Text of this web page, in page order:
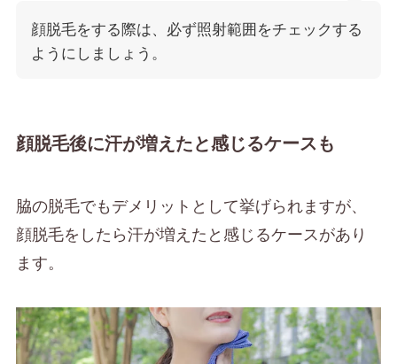
顔脱毛をする際は、必ず照射範囲をチェックする
ようにしましょう。
顔脱毛後に汗が増えたと感じるケースも
脇の脱毛でもデメリットとして挙げられますが、
顔脱毛をしたら汗が増えたと感じるケースがあり
ます。